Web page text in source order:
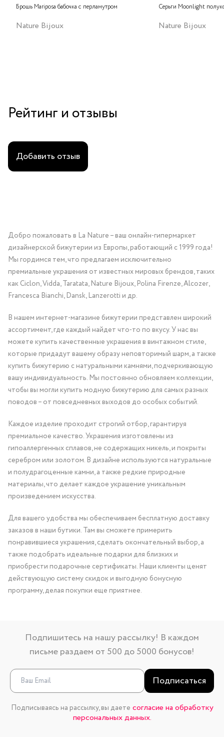
Брошь Mariposa бабочка с перламутром
Nature Bijoux
Серьги Moonlight
Nature Bijoux
Рейтинг и отзывы
Добавить отзыв
Добро пожаловать в La Nature – ваш онлайн-гипермаркет
дизайнерской бижутерии из Европы, работающий с 1999 года!
Мы гордимся тем, что предлагаем исключительно
премиальные украшения от известных мировых брендов, таких
как Ciclon, Vidda, Taratata, Nature Bijoux, Polina Firenze, Alcozer,
Francesca Bianchi, Dansk, Lanzerotti и др.
В нашем интернет-магазине бижутерии представлен широкий
ассортимент, где каждый найдет что-то по вкусу. У нас вы
можете купить качественные украшения в винтажном стиле,
которые придадут вашему образу неповторимый шарм, а также
купить бижутерию с натуральными камнями, подчеркивающую
вашу индивидуальность. Мы постоянно обновляем коллекции,
чтобы вы могли купить модную бижутерию для самых разных
поводов – от повседневных выходов до особых событий.
Каждое изделие проходит строгий отбор, гарантируя
премиальное качество. Украшения изготовлены из
гипоаллергенных сплавов, не содержащих никель, и покрыты
серебром или золотом. В дизайне используются натуральные
и полудрагоценные камни, а также редкие природные
материалы, что делает каждое украшение уникальным
произведением искусства.
Для вашего удобства мы обеспечиваем бесплатную доставку
заказов в наши бутики. Там вы сможете примерить
понравившиеся украшения, сделать окончательный выбор, а
также подобрать идеальные подарки для близких и
приобрести подарочные сертификаты. Наши клиенты ценят
действующую систему скидок и выгодную бонусную
программу, делая покупки еще приятнее.
Подпишитесь на нашу рассылку! В каждом
письме раздаем от 500 до 5000 бонусов!
Подписаться
Подписываясь на рассылку, вы даете согласие на обработку
персональных данных.